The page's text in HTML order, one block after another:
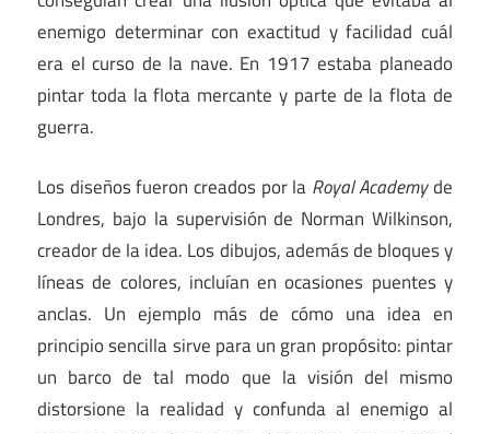
enemigo determinar con exactitud y facilidad cuál
era el curso de la nave. En 1917 estaba planeado
pintar toda la flota mercante y parte de la flota de
guerra.
Los diseños fueron creados por la Royal Academyde
Londres, bajo la supervisión de Norman Wilkinson,
creador de la idea. Los dibujos, además de bloques y
líneas de colores, incluían en ocasiones puentes y
anclas. Un ejemplo más de cómo una idea en
principio sencilla sirve para un gran propósito: pintar
un barco de tal modo que la visión del mismo
distorsione la realidad y confunda al enemigo al